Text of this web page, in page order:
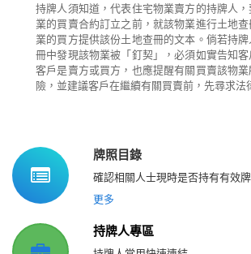
持牌人須知道，代表住宅物業賣方的持牌人
業的買賣合約訂立之前，就該物業進行土地
業的買方提供該份土地查冊的文本。倘若持
冊中發現該物業被「釘契」，必須如實告知
客戶是賣方或買方，也應提醒有關買賣該物
險，並建議客戶在繼續有關買賣前，先尋求法
牌照目錄
確認相關人士現時是否持有有效
更多
持牌人專區